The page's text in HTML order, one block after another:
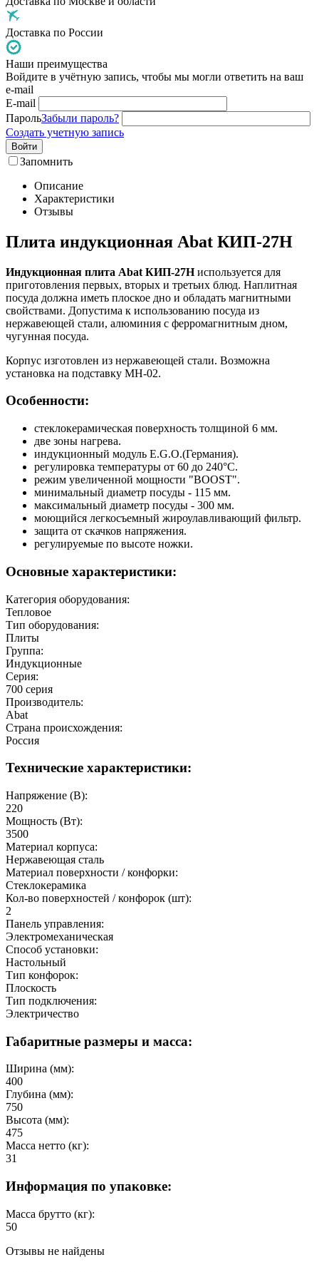
Доставка по России
Наши преимущества
Войдите в учётную запись, чтобы мы могли ответить на ваш
e-mail
E-mail
ПарольЗабыли пароль?
Создать учетную запись
Войти
Запомнить
Описание
Характеристики
Отзывы
Плита индукционная Abat КИП-27Н
Индукционная плита Abat КИП-27Ниспользуется для
приготовления первых, вторых и третьих блюд. Наплитная
посуда должна иметь плоское дно и обладать магнитными
свойствами. Допустима к использованию посуда из
нержавеющей стали, алюминия с ферромагнитным дном,
чугунная посуда.
Корпус изготовлен из нержавеющей стали. Возможна
установка на подставку МН-02.
Особенности:
стеклокерамическая поверхность толщиной 6 мм.
две зоны нагрева.
индукционный модуль E.G.O.(Германия).
регулировка температуры от 60 до 240°С.
режим увеличенной мощности "BOOST".
минимальный диаметр посуды - 115 мм.
максимальный диаметр посуды - 300 мм.
моющийся легкосъемный жироулавливающий фильтр.
защита от скачков напряжения.
регулируемые по высоте ножки.
Основные характеристики:
Категория оборудования:
Тепловое
Тип оборудования:
Плиты
Группа:
Индукционные
Серия:
700 серия
Производитель:
Abat
Страна происхождения:
Россия
Технические характеристики:
Напряжение (В):
220
Мощность (Вт):
3500
Материал корпуса:
Нержавеющая сталь
Материал поверхности / конфорки:
Стеклокерамика
Кол-во поверхностей / конфорок (шт):
2
Панель управления:
Электромеханическая
Способ установки:
Настольный
Тип конфорок:
Плоскость
Тип подключения:
Электричество
Габаритные размеры и масса:
Ширина (мм):
400
Глубина (мм):
750
Высота (мм):
475
Масса нетто (кг):
31
Информация по упаковке:
Масса брутто (кг):
50
Отзывы не найдены